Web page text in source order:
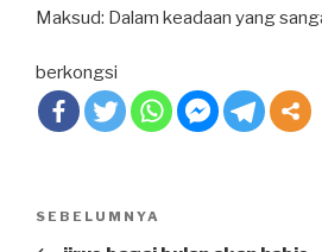
Maksud: Dalam keadaan yang
berkongsi
Post
Previous
SEBELUMNYA